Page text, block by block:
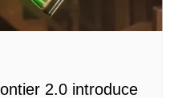
2.0 introduce